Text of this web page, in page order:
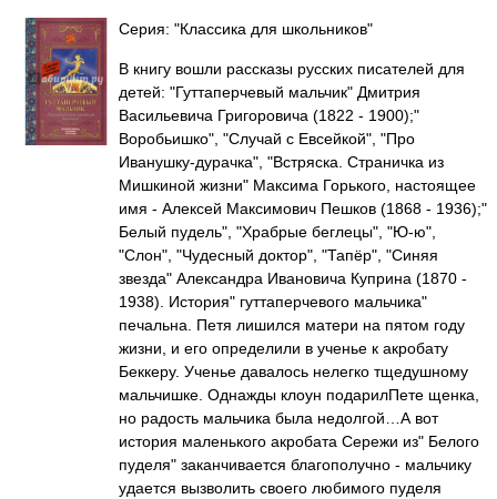
Серия: "Классика для школьников"
В книгу вошли рассказы русских писателей для
детей: "Гуттаперчевый мальчик" Дмитрия
Васильевича Григоровича (1822 - 1900);"
Воробьишко", "Случай с Евсейкой", "Про
Иванушку-дурачка", "Встряска. Страничка из
Мишкиной жизни" Максима Горького, настоящее
имя - Алексей Максимович Пешков (1868 - 1936);"
Белый пудель", "Храбрые беглецы", "Ю-ю",
"Слон", "Чудесный доктор", "Тапёр", "Синяя
звезда" Александра Ивановича Куприна (1870 -
1938). История" гуттаперчевого мальчика"
печальна. Петя лишился матери на пятом году
жизни, и его определили в ученье к акробату
Беккеру. Ученье давалось нелегко тщедушному
мальчишке. Однажды клоун подарилПете щенка,
но радость мальчика была недолгой…А вот
история маленького акробата Сережи из" Белого
пуделя" заканчивается благополучно - мальчику
удается вызволить своего любимого пуделя